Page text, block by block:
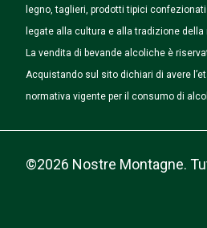
legno, taglieri, prodotti tipici
legate alla cultura e alla tradizione
La vendita di bevande alcoliche è
Acquistando sul sito dichiari di avere
normativa vigente per il consumo di
©2026 Nostre Montagne.